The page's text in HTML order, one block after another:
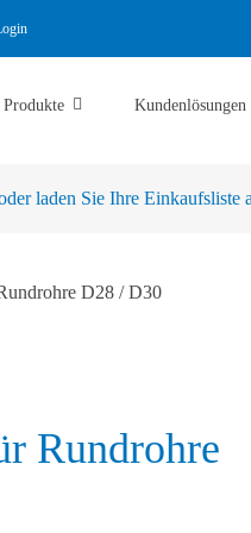
Produkte Kundenlösungen
laden Sie Ihre Einkaufsliste
D28 / D30
Rundrohre